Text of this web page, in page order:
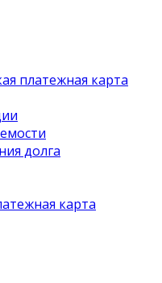
платежная карта
долга
карта